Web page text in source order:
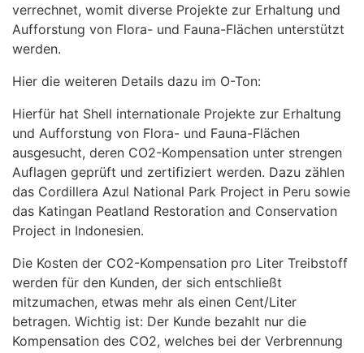
verrechnet, womit diverse Projekte zur Erhaltung und
Aufforstung von Flora- und Fauna-Flächen unterstützt
werden.
Hier die weiteren Details dazu im O-Ton:
Hierfür hat Shell internationale Projekte zur Erhaltung
und Aufforstung von Flora- und Fauna-Flächen
ausgesucht, deren CO2-Kompensation unter strengen
Auflagen geprüft und zertifiziert werden. Dazu zählen
das Cordillera Azul National Park Project in Peru sowie
das Katingan Peatland Restoration and Conservation
Project in Indonesien.
Die Kosten der CO2-Kompensation pro Liter Treibstoff
werden für den Kunden, der sich entschließt
mitzumachen, etwas mehr als einen Cent/Liter
betragen. Wichtig ist: Der Kunde bezahlt nur die
Kompensation des CO2, welches bei der Verbrennung